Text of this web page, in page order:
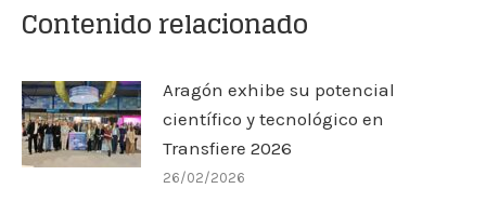
Contenido relacionado
Aragón exhibe su potencial
científico y tecnológico en
Transfiere 2026
26/02/2026